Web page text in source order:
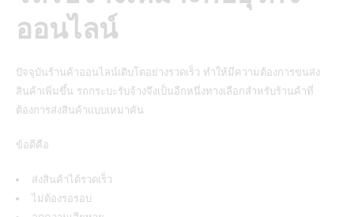
ออนไลน์
ปัจจุบันร้านค้าออนไลน์เติบโตอย่างรวดเร็ว ทำให้มีความต้องการขนส่ง
สินค้าเพิ่มขึ้น รถกระบะรับจ้างจึงเป็นอีกหนึ่งทางเลือกสำหรับร้านค้าที่
ต้องการส่งสินค้าแบบเหมาคัน
ข้อดีคือ
ส่งสินค้าได้รวดเร็ว
ไม่ต้องรอรอบ